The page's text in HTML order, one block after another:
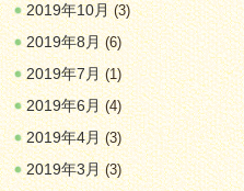
2019年10月(3)
2019年8月(6)
2019年7月(1)
2019年6月(4)
2019年4月(3)
2019年3月(3)